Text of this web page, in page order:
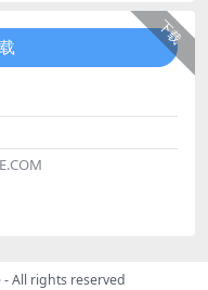
下载
- All rights reserved